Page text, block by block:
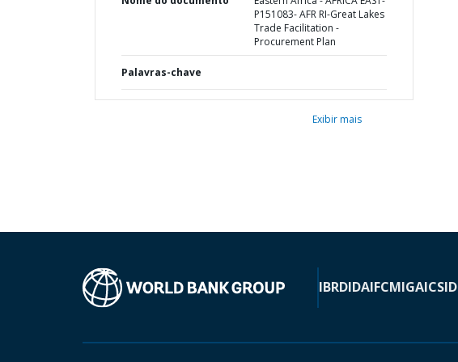
P151083- AFR RI-Great Lakes
Trade Facilitation -
Procurement Plan
Palavras-chave
Exibir mais
IBRDIDAIFCMIGAICSID